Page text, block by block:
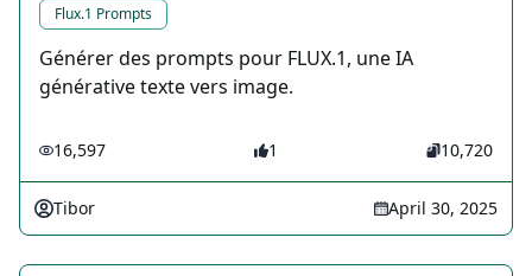
Flux.1 Prompts
Générer des prompts pour FLUX.1, une IA
générative texte vers image.
16,597 1 10,720
Tibor April 30, 2025